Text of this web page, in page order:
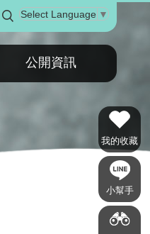
Select Language ▼
公開資訊
我的收藏
小幫手